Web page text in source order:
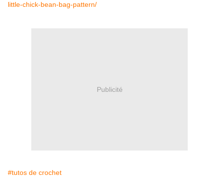
little-chick-bean-bag-pattern/
Publicité
#tutos de crochet